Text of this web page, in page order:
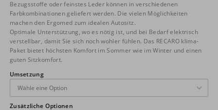
Bezugsstoffe oder feinstes Leder können in verschiedenen
Farbkombinationen geliefert werden. Die vielen Möglichkeiten
machen den Ergomed zum idealen Autositz.
Optimale Unterstützung, wo es nötig ist, und bei Bedarf elektrisch
verstellbar, damit Sie sich noch wohler fühlen. Das RECARO klima-
Paket bietet höchsten Komfort im Sommer wie im Winter und einen
guten Sitzkomfort.
Umsetzung
Zusätzliche Optionen